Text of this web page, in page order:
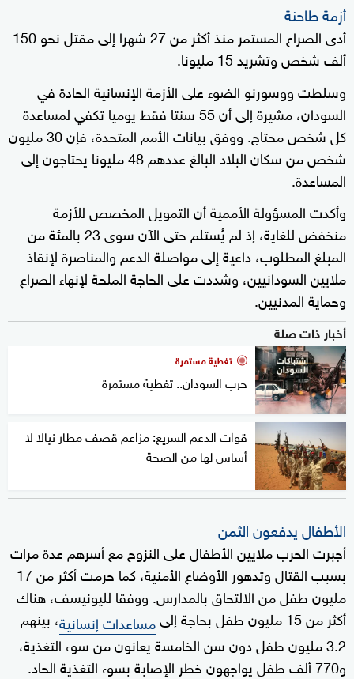
أزمة طاحنة
أدى الصراع المستمر منذ أكثر من 27 شهرا إلى مقتل نحو 150
ألف شخص وتشريد 15 مليونا.
وسلطت ووسورنو الضوء على الأزمة الإنسانية الحادة في
السودان، مشيرة إلى أن 55 سنتا فقط يوميا تكفي لمساعدة
كل شخص محتاج. ووفق بيانات الأمم المتحدة، فإن 30 مليون
شخص من سكان البلاد البالغ عددهم 48 مليونا يحتاجون إلى
المساعدة.
وأكدت المسؤولة الأممية أن التمويل المخصص للأزمة
منخفض للغاية، إذ لم يُستلم حتى الآن سوى 23 بالمئة من
المبلغ المطلوب، داعية إلى مواصلة الدعم والمناصرة لإنقاذ
ملايين السودانيين، وشددت على الحاجة الملحة لإنهاء الصراع
وحماية المدنيين.
أخبار ذات صلة
تغطية مستمرة
حرب السودان.. تغطية مستمرة
قوات الدعم السريع: مزاعم قصف مطار نيالا لا
أساس لها من الصحة
الأطفال يدفعون الثمن
أجبرت الحرب ملايين الأطفال على النزوح مع أسرهم عدة مرات
بسبب القتال وتدهور الأوضاع الأمنية، كما حرمت أكثر من 17
مليون طفل من الالتحاق بالمدارس. ووفقا لليونيسف، هناك
أكثر من 15 مليون طفل بحاجة إلى
مساعدات إنسانية، بينهم
3.2 مليون طفل دون سن الخامسة يعانون من سوء التغذية،
و770 ألف طفل يواجهون خطر الإصابة بسوء التغذية الحاد.